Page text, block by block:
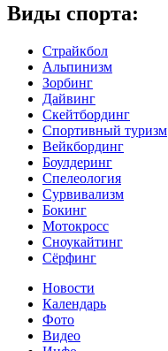
Виды спорта:
Страйкбол
Альпинизм
Зорбинг
Дайвинг
Скейтбординг
Спортивный туризм‎
Вейкбординг
Боулдеринг
Спелеология
Сурвивализм
Бокинг
Мотокросс
Сноукайтинг
Сёрфинг
Новости
Календарь
Фото
Видео